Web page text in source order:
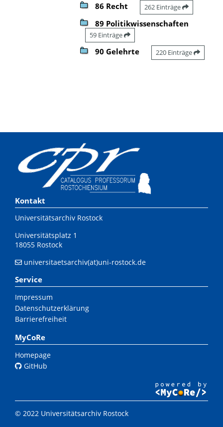
86 Recht 262 Einträge
89 Politikwissenschaften
59 Einträge
90 Gelehrte 220 Einträge
Kontakt
Universitätsarchiv Rostock
Universitätsplatz 1
18055 Rostock
universitaetsarchiv(at)uni-rostock.de
Service
Impressum
Datenschutzerklärung
Barrierefreiheit
MyCoRe
Homepage
GitHub
© 2022 Universitätsarchiv Rostock